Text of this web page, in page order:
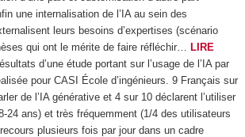
une internalisation de l’IA au sein des
leurs besoins d’expertises (scénario
qui ont le mérite de faire réfléchir…
LIRE
d’une étude portant sur l’usage de l’IA par
pour CASI École d’ingénieurs. 9 Français sur
de l’IA générative et 4 sur 10 déclarent l’utiliser
24 ans) et très fréquemment (1/4 des utilisateurs
plusieurs fois par jour dans un cadre